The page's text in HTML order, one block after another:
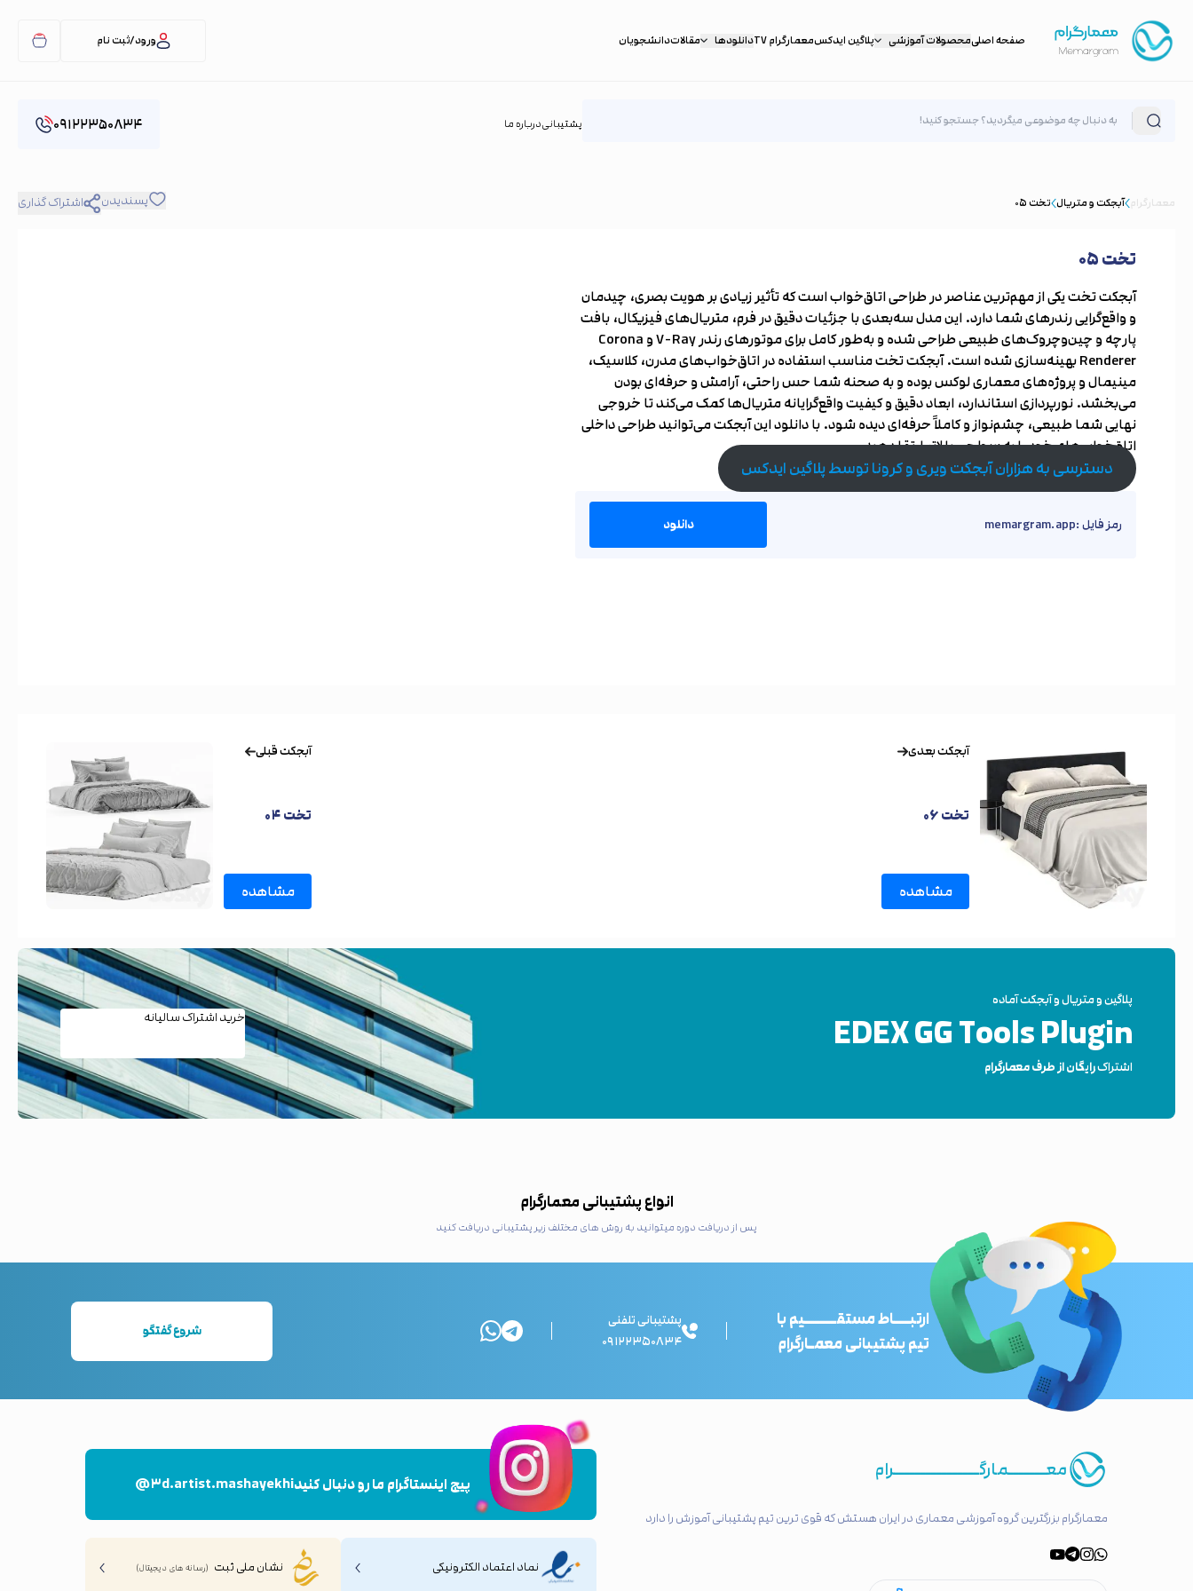
صفحه اصلیمحصولات آموزشی پلاگین ایدکسمعمارگرام TV دانلودها مقالاتدانشجویان ورود/ثبت نام
پشتیبانیدرباره ما ۰۹۱۲۲۳۵۰۸۳۴
معمارگرام آبجکت و متریال تخت ۰۵ پسندیدن اشتراک گذاری
تخت ۰۵
آبجکت تخت یکی از مهم‌ترین عناصر در طراحی اتاق‌خواب است که تأثیر زیادی بر هویت بصری، چیدمان
و واقع‌گرایی رندرهای شما دارد. این مدل سه‌بعدی با جزئیات دقیق در فرم، متریال‌های فیزیکال، بافت
پارچه و چین‌وچروک‌های طبیعی طراحی شده و به‌طور کامل برای موتورهای رندر V-Ray و Corona
Renderer بهینه‌سازی شده است. آبجکت تخت مناسب استفاده در اتاق‌خواب‌های مدرن، کلاسیک،
مینیمال و پروژه‌های معماری لوکس بوده و به صحنه شما حس راحتی، آرامش و حرفه‌ای بودن
می‌بخشد. نورپردازی استاندارد، ابعاد دقیق و کیفیت واقع‌گرایانه متریال‌ها کمک می‌کند تا خروجی
نهایی شما طبیعی، چشم‌نواز و کاملاً حرفه‌ای دیده شود. با دانلود این آبجکت می‌توانید طراحی داخلی
اتاق‌خواب‌های خود را به سطحی بالاتر ارتقا دهید.
دسترسی به هزاران آبجکت ویری و کرونا توسط پلاگین ایدکس
رمز فایل :memargram.app دانلود
آبجکت بعدی
تخت ۰۶
مشاهده
آبجکت قبلی
تخت ۰۴
مشاهده
پلاگین و متریال و آبجکت آماده
EDEX GG Tools Plugin
اشتراکرایگان از طرف معمارگرام
خرید اشتراک سالیانه
انواع پشتیبانی معمارگرام
پس از دریافت دوره میتوانید به روش های مختلف زیر پشتیبانی دریافت کنید
ارتبـــاط مستقــــــیم با
تیم پشتیبانی معمـارگرام
پشتیبانی تلفنی
۰۹۱۲۲۳۵۰۸۳۴
شروع گفتگو
معـــــــمارگــــــــــــــــرام
معمارگرام بزرگترین گروه آموزشی معماری در ایران هستش که قوی ترین تیم پشتیبانی آموزش را دارد
پیج اینستاگرام ما رو دنبال کنید@۳d.artist.mashayekhi
نماد اعتماد الکترونیکی نشان ملی ثبت (رسانه های دیجیتال)